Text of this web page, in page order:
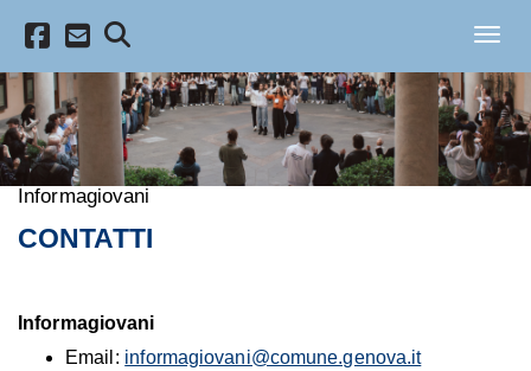
Informagiovani
CONTATTI
Informagiovani
Email: informagiovani@comune.genova.it